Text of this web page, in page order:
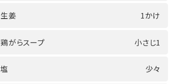
生姜 1かけ
鶏がらスープ 小さじ1
塩 少々